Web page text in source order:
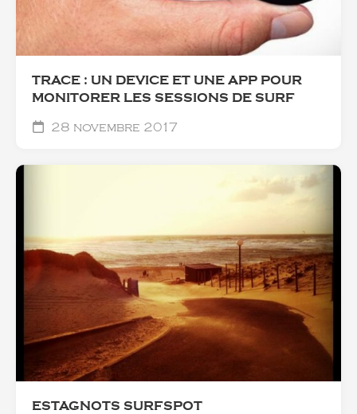
TRACE : UN DEVICE ET UNE APP POUR
MONITORER LES SESSIONS DE SURF
28 novembre 2017
ESTAGNOTS SURFSPOT